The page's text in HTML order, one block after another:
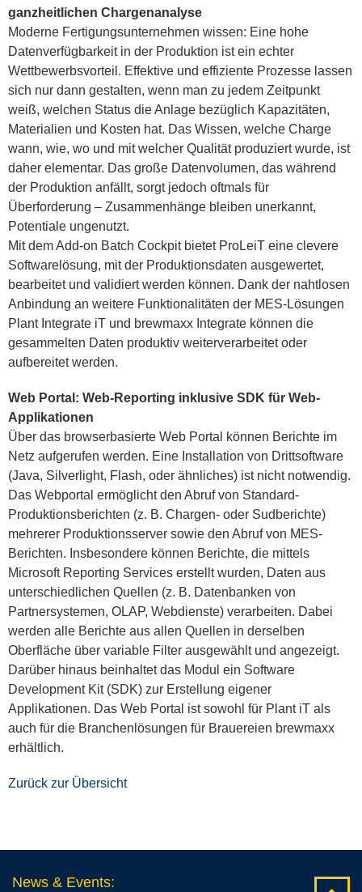
ganzheitlichen Chargenanalyse
Moderne Fertigungsunternehmen wissen: Eine hohe
Datenverfügbarkeit in der Produktion ist ein echter
Wettbewerbsvorteil. Effektive und effiziente Prozesse lassen
sich nur dann gestalten, wenn man zu jedem Zeitpunkt
weiß, welchen Status die Anlage bezüglich Kapazitäten,
Materialien und Kosten hat. Das Wissen, welche Charge
wann, wie, wo und mit welcher Qualität produziert wurde, ist
daher elementar. Das große Datenvolumen, das während
der Produktion anfällt, sorgt jedoch oftmals für
Überforderung – Zusammenhänge bleiben unerkannt,
Potentiale ungenutzt.
Mit dem Add-on Batch Cockpit bietet ProLeiT eine clevere
Softwarelösung, mit der Produktionsdaten ausgewertet,
bearbeitet und validiert werden können. Dank der nahtlosen
Anbindung an weitere Funktionalitäten der MES-Lösungen
Plant Integrate iT und brewmaxx Integrate können die
gesammelten Daten produktiv weiterverarbeitet oder
aufbereitet werden.
Web Portal: Web-Reporting inklusive SDK für Web-
Applikationen
Über das browserbasierte Web Portal können Berichte im
Netz aufgerufen werden. Eine Installation von Drittsoftware
(Java, Silverlight, Flash, oder ähnliches) ist nicht notwendig.
Das Webportal ermöglicht den Abruf von Standard-
Produktionsberichten (z. B. Chargen- oder Sudberichte)
mehrerer Produktionsserver sowie den Abruf von MES-
Berichten. Insbesondere können Berichte, die mittels
Microsoft Reporting Services erstellt wurden, Daten aus
unterschiedlichen Quellen (z. B. Datenbanken von
Partnersystemen, OLAP, Webdienste) verarbeiten. Dabei
werden alle Berichte aus allen Quellen in derselben
Oberfläche über variable Filter ausgewählt und angezeigt.
Darüber hinaus beinhaltet das Modul ein Software
Development Kit (SDK) zur Erstellung eigener
Applikationen. Das Web Portal ist sowohl für Plant iT als
auch für die Branchenlösungen für Brauereien brewmaxx
erhältlich.
Zurück zur Übersicht
News & Events: